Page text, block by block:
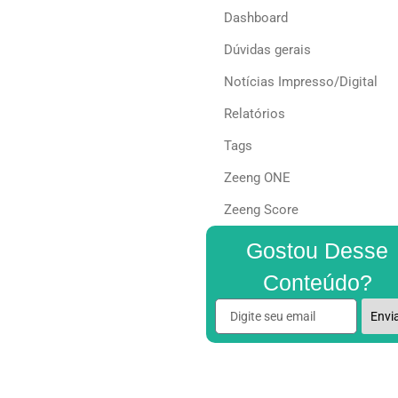
Dashboard
Dúvidas gerais
Notícias Impresso/Digital
Relatórios
Tags
Zeeng ONE
Zeeng Score
Gostou Desse
Conteúdo?
Alternative: